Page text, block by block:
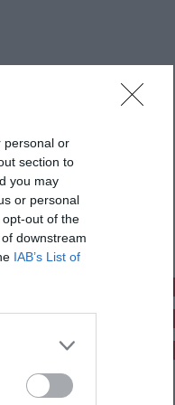
personal or
section to
you may
or personal
out of the
downstream
IAB’s List of
Pubblicità
pubblicità